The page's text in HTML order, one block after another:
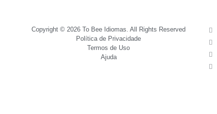
Copyright © 2026 To Bee Idiomas. All Rights Reserved
Política de Privacidade
Termos de Uso
Ajuda